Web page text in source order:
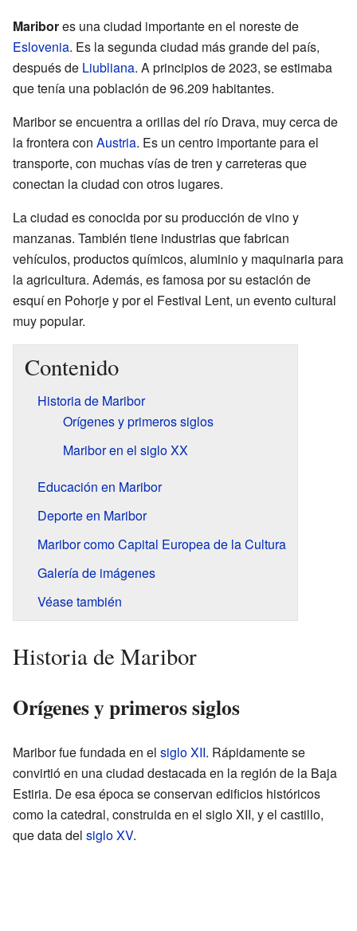
Maribores una ciudad importante en el noreste de
Eslovenia. Es la segunda ciudad más grande del país,
después de Liubliana. A principios de 2023, se estimaba
que tenía una población de 96.209 habitantes.
Maribor se encuentra a orillas del río Drava, muy cerca de
la frontera con Austria. Es un centro importante para el
transporte, con muchas vías de tren y carreteras que
conectan la ciudad con otros lugares.
La ciudad es conocida por su producción de vino y
manzanas. También tiene industrias que fabrican
vehículos, productos químicos, aluminio y maquinaria para
la agricultura. Además, es famosa por su estación de
esquí en Pohorje y por el Festival Lent, un evento cultural
muy popular.
Contenido
Historia de Maribor
Orígenes y primeros siglos
Maribor en el siglo XX
Educación en Maribor
Deporte en Maribor
Maribor como Capital Europea de la Cultura
Galería de imágenes
Véase también
Historia de Maribor
Orígenes y primeros siglos
Maribor fue fundada en el siglo XII. Rápidamente se
convirtió en una ciudad destacada en la región de la Baja
Estiria. De esa época se conservan edificios históricos
como la catedral, construida en el siglo XII, y el castillo,
que data del siglo XV.